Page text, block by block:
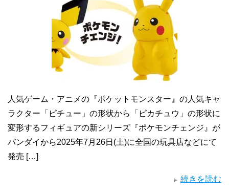
人気ゲーム・アニメの『ポケットモンスター』の人気キャ
ラクター「ピチュー」の形状から「ピカチュウ」の形状に
変形するフィギュアの新シリーズ『ポケモンチェンジ』が
バンダイから2025年7月26日(土)に全国の玩具店などにて
発売 […]
続きを読む